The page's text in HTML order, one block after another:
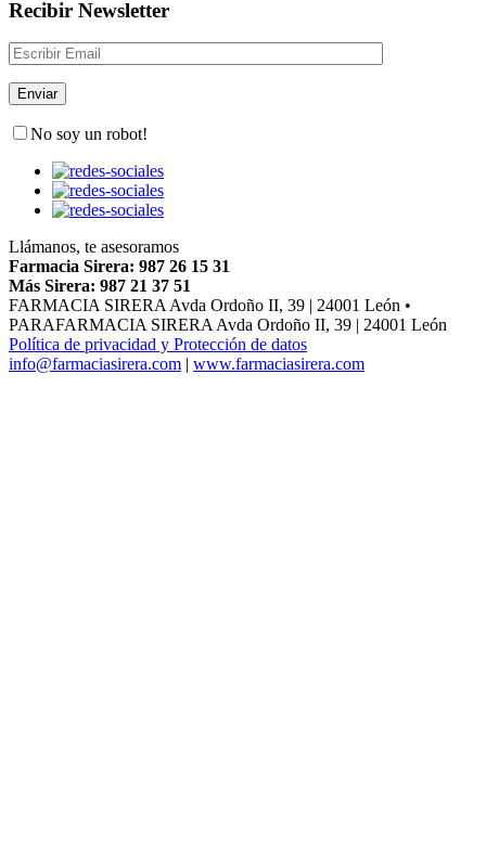
Recibir Newsletter
No soy un robot!
Llámanos, te asesoramos
Farmacia Sirera: 987 26 15 31
Más Sirera: 987 21 37 51
FARMACIA SIRERA Avda Ordoño II, 39 | 24001 León •
PARAFARMACIA SIRERA Avda Ordoño II, 39 | 24001 León
Política de privacidad y Protección de datos
info@farmaciasirera.com | www.farmaciasirera.com